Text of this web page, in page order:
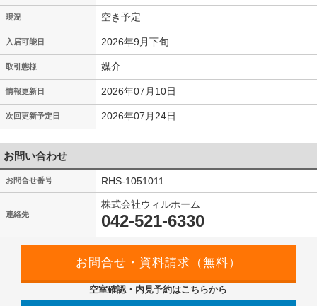
現況 空き予定
入居可能日 2026年9月下旬
取引態様 媒介
情報更新日 2026年07月10日
次回更新予定日 2026年07月24日
お問い合わせ
お問合せ番号 RHS-1051011
連絡先
株式会社ウィルホーム
042-521-6330
空室確認・内見予約はこちらから